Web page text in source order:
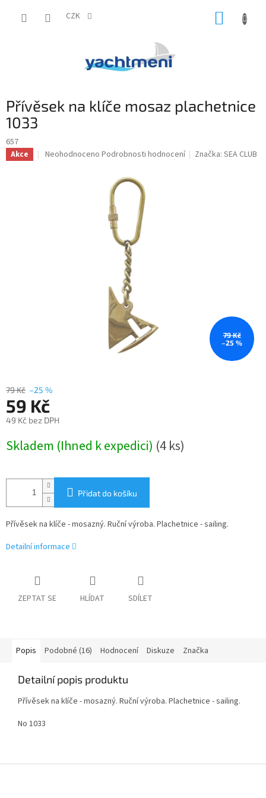
CZK
Přívěsek na klíče mosaz plachetnice
1033
657
Akce
Průměrné
Neohodnoceno Podrobnosti hodnocení Značka:SEA CLUB
79 Kč
–25 %
79 Kč –25 %
59 Kč
49 Kč bez DPH
cena:
Skladem (Ihned k expedici) (4 ks)
Přidat do košíku
Přívěsek na klíče - mosazný. Ruční výroba. Plachetnice - sailing.
Detailní informace
ZEPTAT SE HLÍDAT SDÍLET
Popis Podobné (16) Hodnocení Diskuze Značka
Detailní popis produktu
Přívěsek na klíče - mosazný. Ruční výroba. Plachetnice - sailing.
No 1033